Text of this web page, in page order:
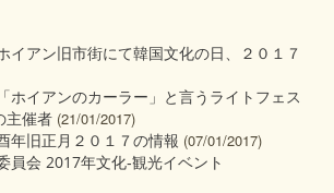
イアン旧市街にて韓国文化の日、２０１７
ホイアンのカーラー」と言うライトフェス
主催者 (21/01/2017)
年旧正月２０１７の情報 (07/01/2017)
員会 2017年文化‐観光イベント